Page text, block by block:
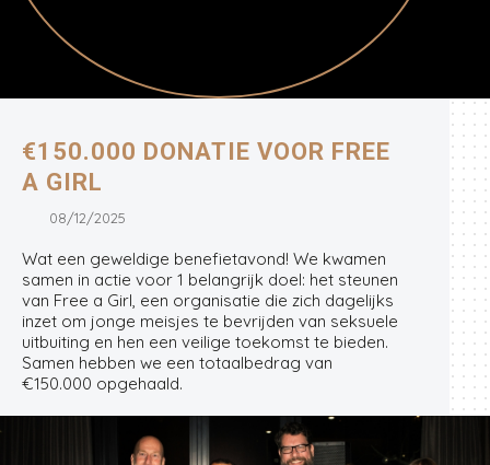
€150.000 DONATIE VOOR FREE
A GIRL
08/12/2025
Wat een geweldige benefietavond! We kwamen
samen in actie voor 1 belangrijk doel: het steunen
van Free a Girl, een organisatie die zich dagelijks
inzet om jonge meisjes te bevrijden van seksuele
uitbuiting en hen een veilige toekomst te bieden.
Samen hebben we een totaalbedrag van
€150.000 opgehaald.